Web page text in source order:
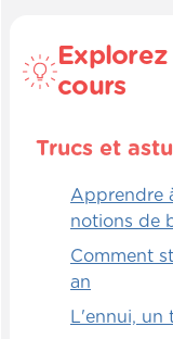
cours
Trucs et
Apprendre
notions de
Comment
an
L'ennui, un